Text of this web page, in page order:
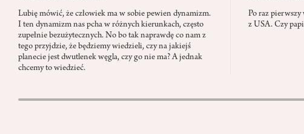
Lubię mówić, że człowiek ma w sobie pewien dynamizm.
I ten dynamizm nas pcha w różnych kierunkach, często
zupełnie bezużytecznych. No bo tak naprawdę co nam z
tego przyjdzie, że będziemy wiedzieli, czy na jakiejś
planecie jest dwutlenek węgla, czy go nie ma? A jednak
chcemy to wiedzieć.
Po raz
z USA. Czy